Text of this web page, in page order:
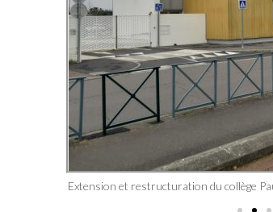
Extension et restructuration du collège